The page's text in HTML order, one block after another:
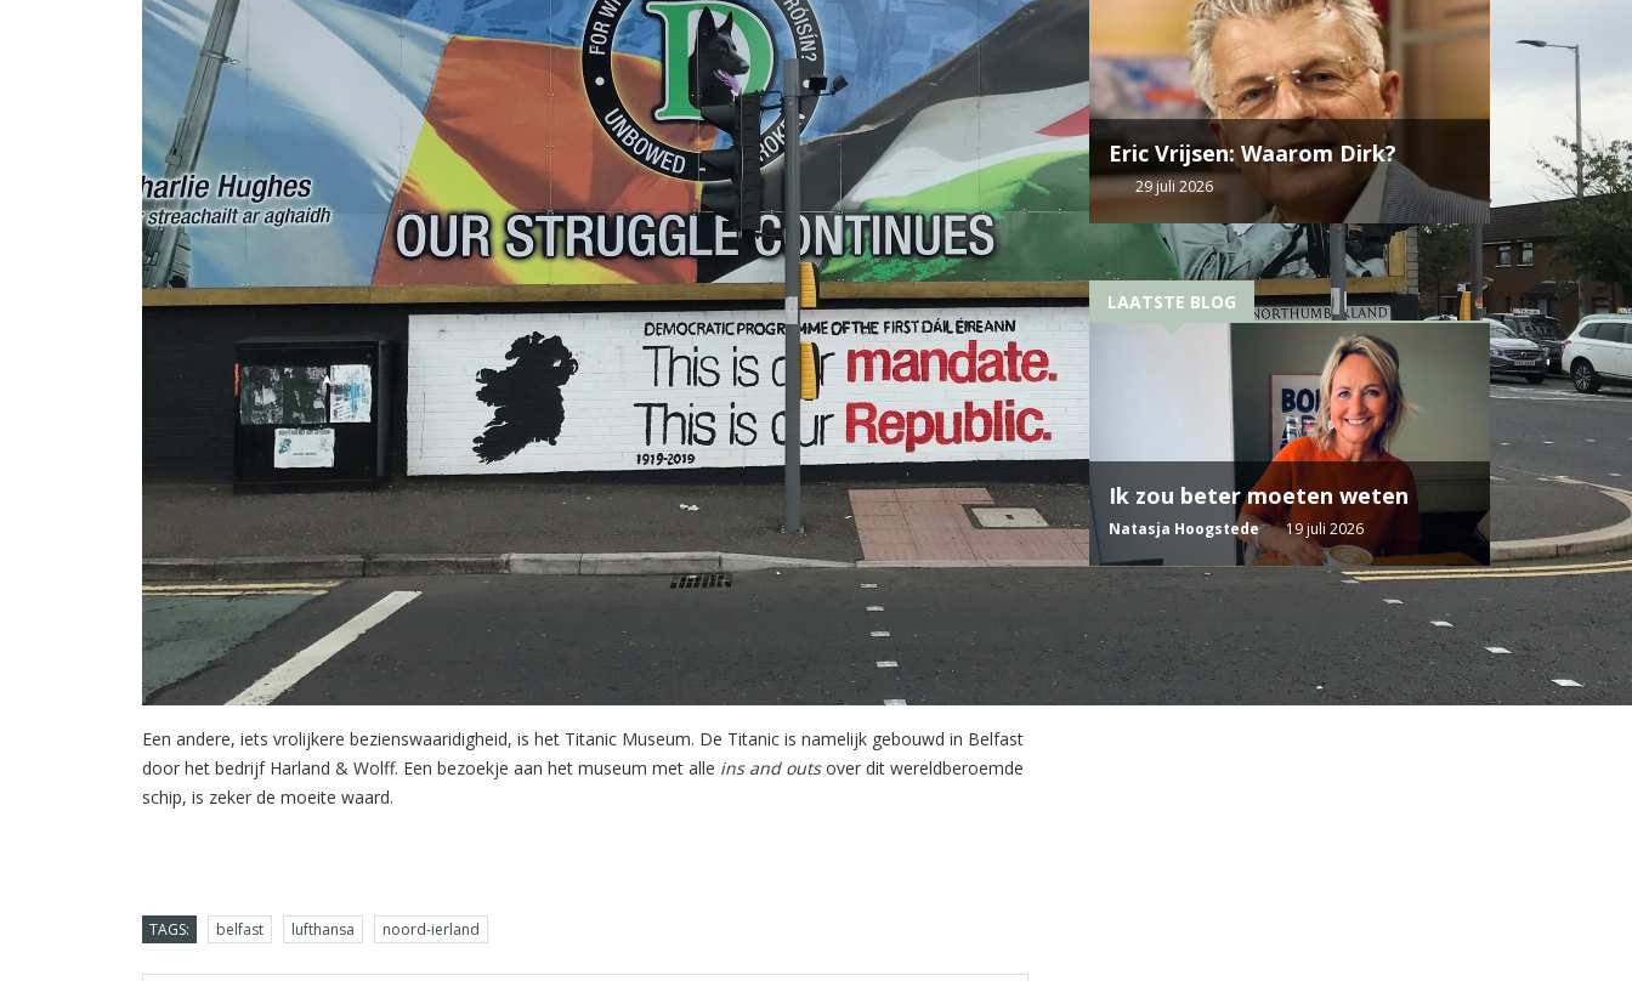
Een andere, iets vrolijkere bezienswaaridigheid, is het Titanic Museum. De Titanic is namelijk gebouwd in Belfast
door het bedrijf Harland & Wolff. Een bezoekje aan het museum met alle ins and outsover dit wereldberoemde
schip, is zeker de moeite waard.
TAGS: belfast lufthansa noord-ierland
Eric Vrijsen: Waarom Dirk?
29 juli 2026
LAATSTE BLOG
Ik zou beter moeten weten
Natasja Hoogstede 19 juli 2026